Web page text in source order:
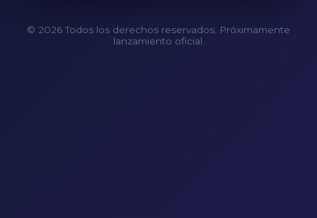
© 2026 Todos los derechos reservados. Próximamente
lanzamiento oficial.